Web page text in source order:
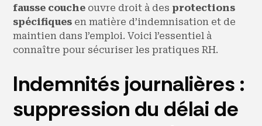
fausse couche ouvre droit à des protections
spécifiques en matière d’indemnisation et de
maintien dans l’emploi. Voici l’essentiel à
connaître pour sécuriser les pratiques RH.
Indemnités journalières :
suppression du délai de